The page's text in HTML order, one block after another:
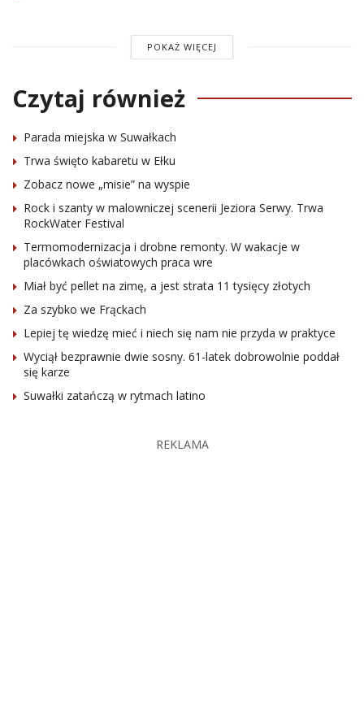
POKAŻ WIĘCEJ
Czytaj również
Parada miejska w Suwałkach
Trwa święto kabaretu w Ełku
Zobacz nowe „misie” na wyspie
Rock i szanty w malowniczej scenerii Jeziora Serwy. Trwa
RockWater Festival
Termomodernizacja i drobne remonty. W wakacje w
placówkach oświatowych praca wre
Miał być pellet na zimę, a jest strata 11 tysięcy złotych
Za szybko we Frąckach
Lepiej tę wiedzę mieć i niech się nam nie przyda w praktyce
Wyciął bezprawnie dwie sosny. 61-latek dobrowolnie poddał
się karze
Suwałki zatańczą w rytmach latino
REKLAMA